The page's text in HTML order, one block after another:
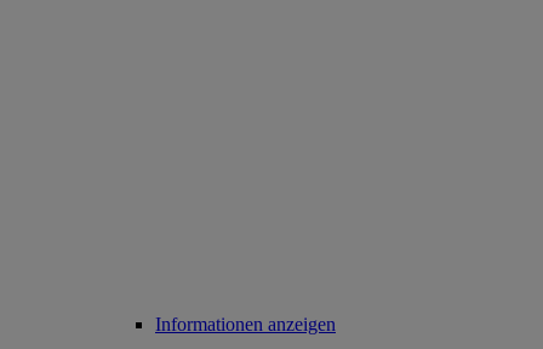
Informationen anzeigen